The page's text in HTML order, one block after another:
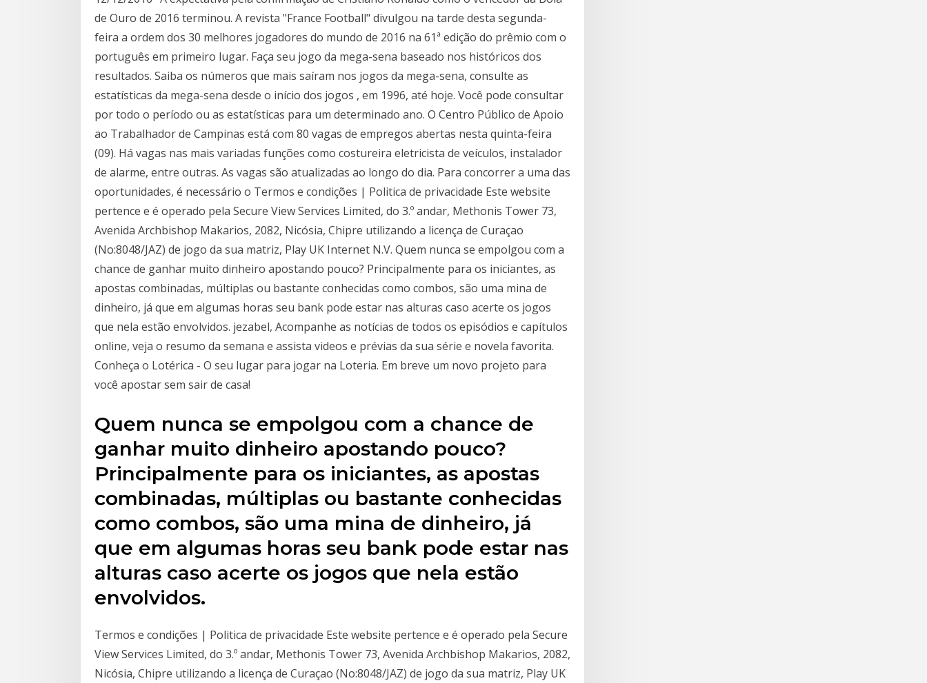
de Ouro de 2016 terminou. A revista "France Football" divulgou na tarde desta segunda-
feira a ordem dos 30 melhores jogadores do mundo de 2016 na 61ª edição do prêmio com o
português em primeiro lugar. Faça seu jogo da mega-sena baseado nos históricos dos
resultados. Saiba os números que mais saíram nos jogos da mega-sena, consulte as
estatísticas da mega-sena desde o início dos jogos , em 1996, até hoje. Você pode consultar
por todo o período ou as estatísticas para um determinado ano. O Centro Público de Apoio
ao Trabalhador de Campinas está com 80 vagas de empregos abertas nesta quinta-feira
(09). Há vagas nas mais variadas funções como costureira eletricista de veículos, instalador
de alarme, entre outras. As vagas são atualizadas ao longo do dia. Para concorrer a uma das
oportunidades, é necessário o Termos e condições | Politica de privacidade Este website
pertence e é operado pela Secure View Services Limited, do 3.º andar, Methonis Tower 73,
Avenida Archbishop Makarios, 2082, Nicósia, Chipre utilizando a licença de Curaçao
(No:8048/JAZ) de jogo da sua matriz, Play UK Internet N.V. Quem nunca se empolgou com a
chance de ganhar muito dinheiro apostando pouco? Principalmente para os iniciantes, as
apostas combinadas, múltiplas ou bastante conhecidas como combos, são uma mina de
dinheiro, já que em algumas horas seu bank pode estar nas alturas caso acerte os jogos
que nela estão envolvidos. jezabel, Acompanhe as notícias de todos os episódios e capítulos
online, veja o resumo da semana e assista videos e prévias da sua série e novela favorita.
Conheça o Lotérica - O seu lugar para jogar na Loteria. Em breve um novo projeto para
você apostar sem sair de casa!
Quem nunca se empolgou com a chance de
ganhar muito dinheiro apostando pouco?
Principalmente para os iniciantes, as apostas
combinadas, múltiplas ou bastante conhecidas
como combos, são uma mina de dinheiro, já
que em algumas horas seu bank pode estar nas
alturas caso acerte os jogos que nela estão
envolvidos.
Termos e condições | Politica de privacidade Este website pertence e é operado pela Secure
View Services Limited, do 3.º andar, Methonis Tower 73, Avenida Archbishop Makarios, 2082,
Nicósia, Chipre utilizando a licença de Curaçao (No:8048/JAZ) de jogo da sua matriz, Play UK